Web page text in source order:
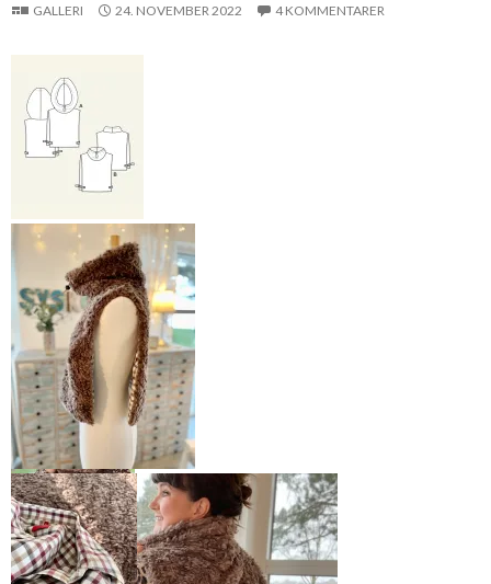
GALLERI 24. NOVEMBER 2022 4 KOMMENTARER
Mønster til den
varmende hals er
fra Selfmade
Jeg valgte
utgaven med høy
hals
Den høye halsen
Jeg valgte å ha halsen
åpen i sidene